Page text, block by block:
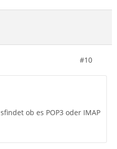
#10
ob es POP3 oder IMAP